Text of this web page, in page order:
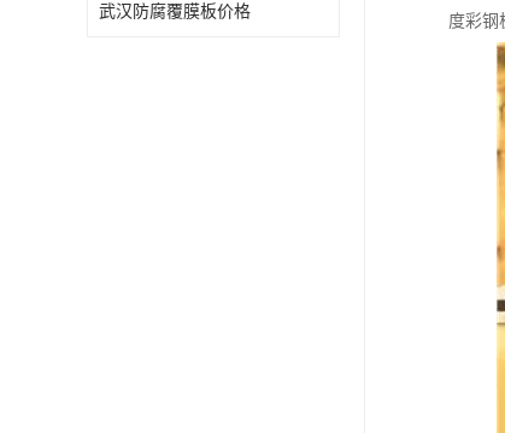
武汉防腐覆膜板价格
度彩钢